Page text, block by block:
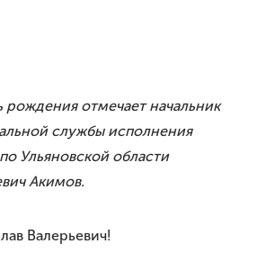
помощь
деятельность
рождения отмечает начальник
службы исполнения
Ульяновской области
Акимов.
Валерьевич!